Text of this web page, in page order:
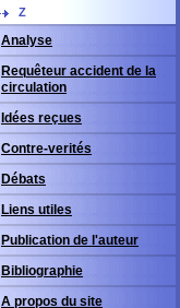
Z
Analyse
Requêteur accident de la
circulation
Idées reçues
Contre-verités
Débats
Liens utiles
Publication de l'auteur
Bibliographie
A propos du site